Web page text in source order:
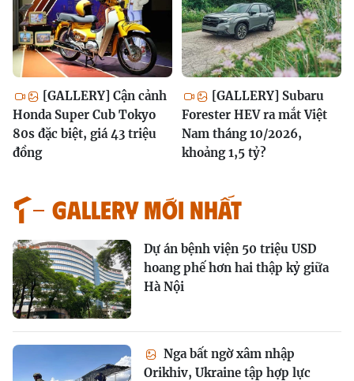
[GALLERY] Cận cảnh
Honda Super Cub Tokyo
80s đặc biệt, giá 43 triệu
đồng
[GALLERY] Subaru
Forester HEV ra mắt Việt
Nam tháng 10/2026,
khoảng 1,5 tỷ?
GALLERY MỚI NHẤT
Dự án bệnh viện 50 triệu USD
hoang phế hơn hai thập kỷ giữa
Hà Nội
Nga bất ngờ xâm nhập
Orikhiv, Ukraine tập hợp lực